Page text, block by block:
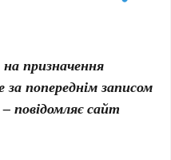
призначення
за попереднім записом
повідомляє сайт